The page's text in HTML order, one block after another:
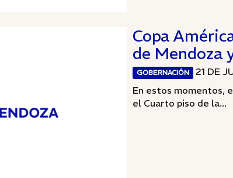
Copa
de Mendoza
GOBERNACIÓN
21 DE
En estos momentos,
el Cuarto piso de la...